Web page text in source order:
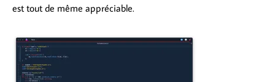
est tout de même appréciable.